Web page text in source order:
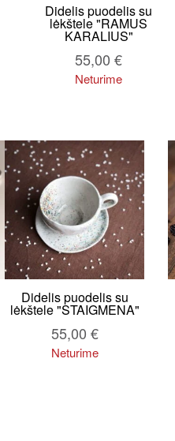
Didelis puodelis su
lėkštele "RAMUS
KARALIUS"
55,00 €
Neturime
Didelis puodelis su
lėkštele "STAIGMENA"
55,00 €
Neturime